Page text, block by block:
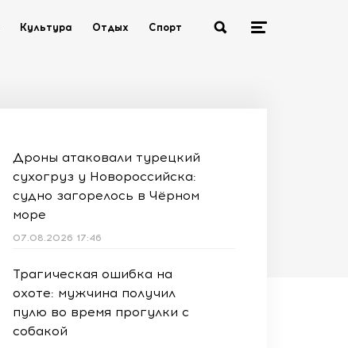
Культура Отдых Спорт
Дроны атаковали турецкий
сухогруз у Новороссийска:
судно загорелось в Чёрном
море
07.08.2026 17:46
Трагическая ошибка на
охоте: мужчина получил
пулю во время прогулки с
собакой